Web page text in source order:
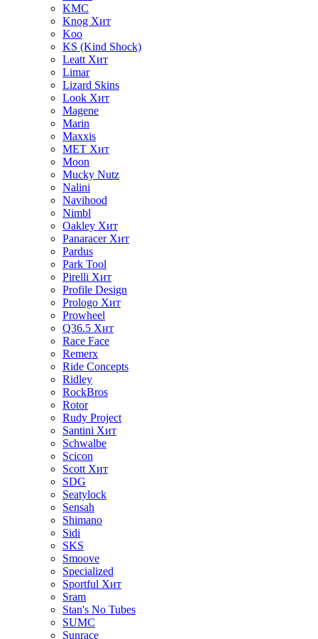
KMC
Knog Хит
Koo
KS (Kind Shock)
Leatt Хит
Limar
Lizard Skins
Look Хит
Magene
Marin
Maxxis
MET Хит
Moon
Mucky Nutz
Nalini
Navihood
Nimbl
Oakley Хит
Panaracer Хит
Pardus
Park Tool
Pirelli Хит
Profile Design
Prologo Хит
Prowheel
Q36.5 Хит
Race Face
Remerx
Ride Concepts
Ridley
RockBros
Rotor
Rudy Project
Santini Хит
Schwalbe
Scicon
Scott Хит
SDG
Seatylock
Sensah
Shimano
Sidi
SKS
Smoove
Specialized
Sportful Хит
Sram
Stan's No Tubes
SUMC
Sunrace